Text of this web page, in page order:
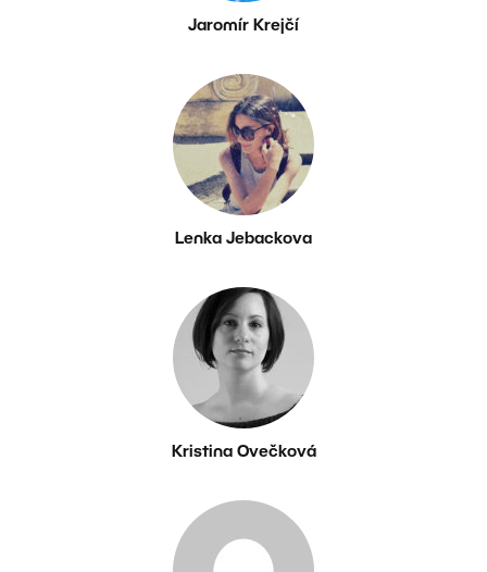
Jaromír Krejčí
Lenka Jebackova
Kristina Ovečková